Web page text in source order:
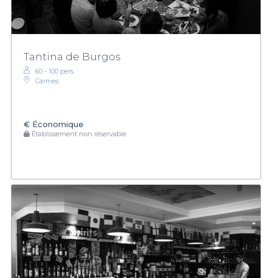
Tantina de Burgos
60 - 100 pers.
Carmes
€ Économique
Établissement non réservable